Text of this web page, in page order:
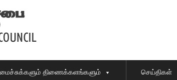
திணைக்களங்களும் செய்திகள்